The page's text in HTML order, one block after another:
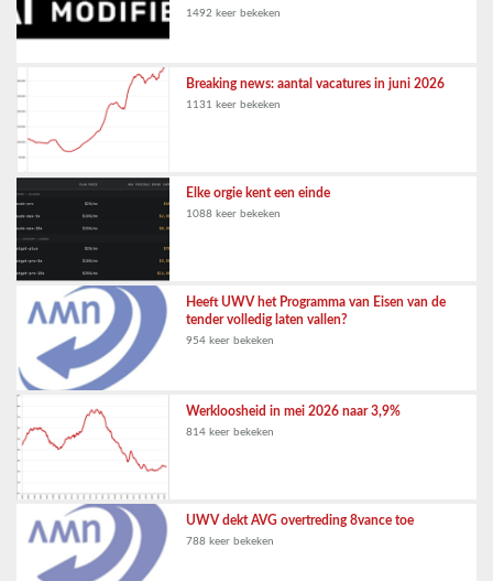
1492 keer bekeken
Breaking news: aantal vacatures in juni 2026
1131 keer bekeken
Elke orgie kent een einde
1088 keer bekeken
Heeft UWV het Programma van Eisen van de
tender volledig laten vallen?
954 keer bekeken
Werkloosheid in mei 2026 naar 3,9%
814 keer bekeken
UWV dekt AVG overtreding 8vance toe
788 keer bekeken